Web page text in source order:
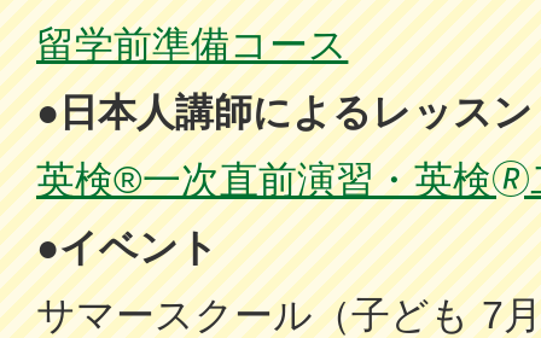
留学前準備コース
●日本人講師によるレッスン
英検®一次直前演習・英検🄬
●イベント
サマースクール（子ども 7